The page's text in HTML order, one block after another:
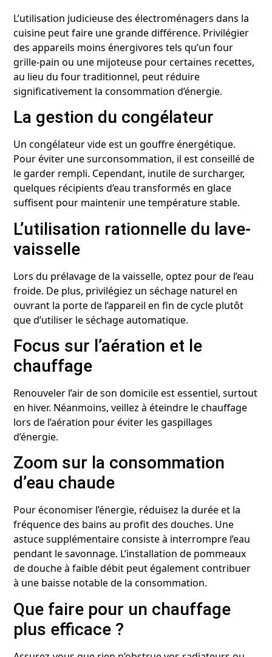
L’utilisation judicieuse des électroménagers dans la
cuisine peut faire une grande différence. Privilégier
des appareils moins énergivores tels qu’un four
grille-pain ou une mijoteuse pour certaines recettes,
au lieu du four traditionnel, peut réduire
significativement la consommation d’énergie.
La gestion du congélateur
Un congélateur vide est un gouffre énergétique.
Pour éviter une surconsommation, il est conseillé de
le garder rempli. Cependant, inutile de surcharger,
quelques récipients d’eau transformés en glace
suffisent pour maintenir une température stable.
L’utilisation rationnelle du lave-
vaisselle
Lors du prélavage de la vaisselle, optez pour de l’eau
froide. De plus, privilégiez un séchage naturel en
ouvrant la porte de l’appareil en fin de cycle plutôt
que d’utiliser le séchage automatique.
Focus sur l’aération et le
chauffage
Renouveler l’air de son domicile est essentiel, surtout
en hiver. Néanmoins, veillez à éteindre le chauffage
lors de l’aération pour éviter les gaspillages
d’énergie.
Zoom sur la consommation
d’eau chaude
Pour économiser l’énergie, réduisez la durée et la
fréquence des bains au profit des douches. Une
astuce supplémentaire consiste à interrompre l’eau
pendant le savonnage. L’installation de pommeaux
de douche à faible débit peut également contribuer
à une baisse notable de la consommation.
Que faire pour un chauffage
plus efficace ?